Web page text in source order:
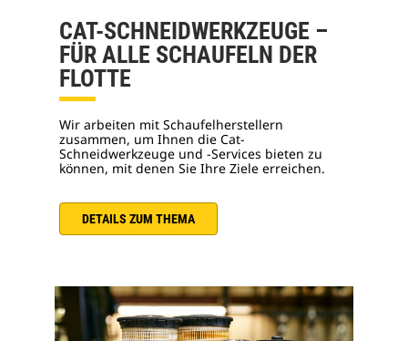
CAT-SCHNEIDWERKZEUGE –
FÜR ALLE SCHAUFELN DER
FLOTTE
Wir arbeiten mit Schaufelherstellern
zusammen, um Ihnen die Cat-
Schneidwerkzeuge und -Services bieten zu
können, mit denen Sie Ihre Ziele erreichen.
DETAILS ZUM THEMA